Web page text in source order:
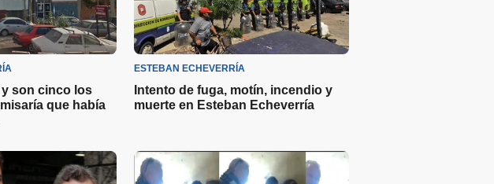
son cinco los
que había
ESTEBAN ECHEVERRÍA
Intento de fuga, motín, incendio y
muerte en Esteban Echeverría